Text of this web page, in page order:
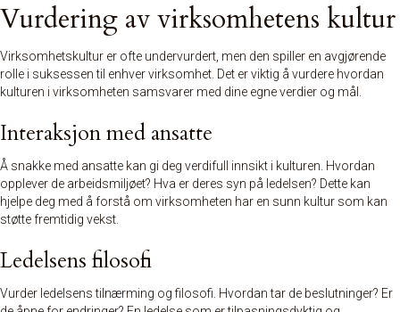
Vurdering av virksomhetens kultur
Virksomhetskultur er ofte undervurdert, men den spiller en avgjørende
rolle i suksessen til enhver virksomhet. Det er viktig å vurdere hvordan
kulturen i virksomheten samsvarer med dine egne verdier og mål.
Interaksjon med ansatte
Å snakke med ansatte kan gi deg verdifull innsikt i kulturen. Hvordan
opplever de arbeidsmiljøet? Hva er deres syn på ledelsen? Dette kan
hjelpe deg med å forstå om virksomheten har en sunn kultur som kan
støtte fremtidig vekst.
Ledelsens filosofi
Vurder ledelsens tilnærming og filosofi. Hvordan tar de beslutninger? Er